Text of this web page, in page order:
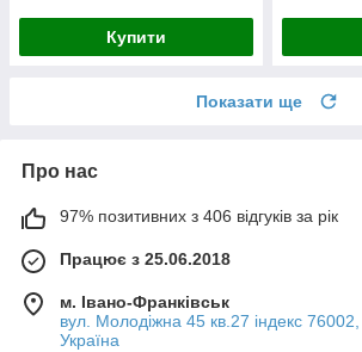
Купити
Показати ще
Про нас
97% позитивних з 406 відгуків за рік
Працює з 25.06.2018
м. Івано-Франківськ
вул. Молодіжна 45 кв.27 індекс 76002,
Україна